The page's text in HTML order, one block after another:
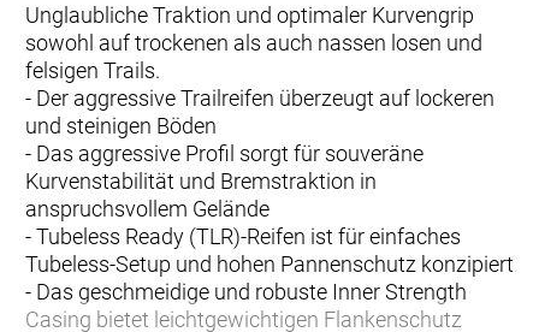
Unglaubliche Traktion und optimaler Kurvengrip
sowohl auf trockenen als auch nassen losen und
felsigen Trails.
- Der aggressive Trailreifen überzeugt auf lockeren
und steinigen Böden
- Das aggressive Profil sorgt für souveräne
Kurvenstabilität und Bremstraktion in
anspruchsvollem Gelände
- Tubeless Ready (TLR)-Reifen ist für einfaches
Tubeless-Setup und hohen Pannenschutz konzipiert
- Das geschmeidige und robuste Inner Strength
Casing bietet leichtgewichtigen Flankenschutz